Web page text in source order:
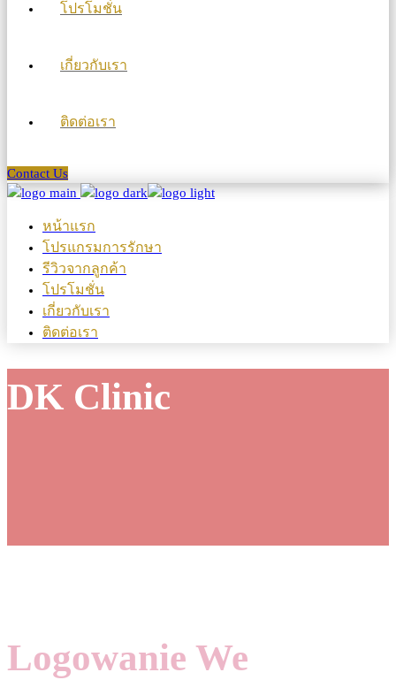
โปรโมชั่น
เกี่ยวกับเรา
ติดต่อเรา
Contact Us
หน้าแรก
โปรแกรมการรักษา
รีวิวจากลูกค้า
โปรโมชั่น
เกี่ยวกับเรา
ติดต่อเรา
DK Clinic
Logowanie We